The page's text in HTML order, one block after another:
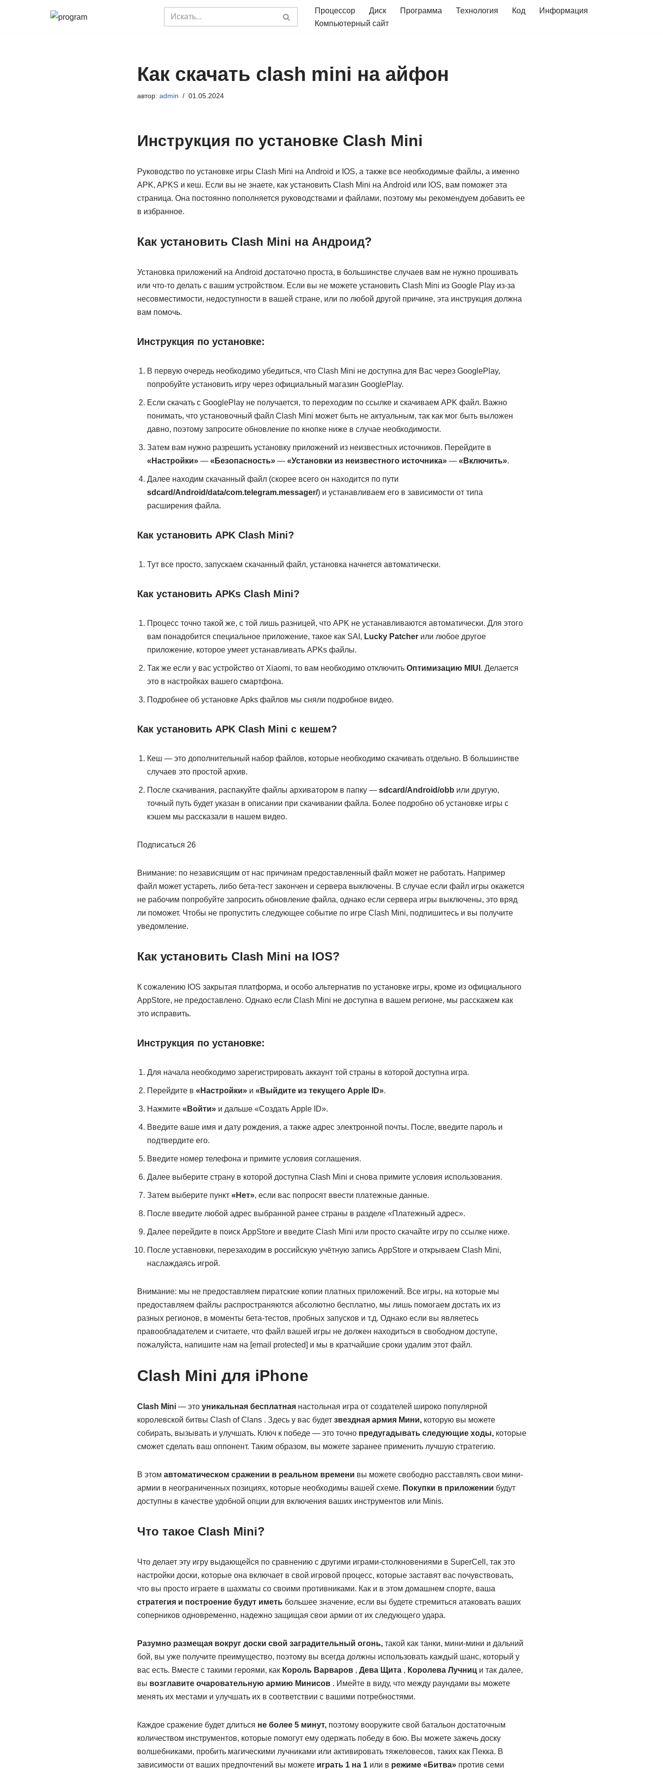
Процессор Диск Программа Технология Код
Информация
Компьютерный сайт
Как скачать clash mini на айфон
автор: admin 01.05.2024
Инструкция по установке Clash Mini
Руководство по установке игры Clash Mini на Android и IOS, а также все необходимые файлы, а именно
APK, APKS и кеш. Если вы не знаете, как установить Clash Mini на Android или IOS, вам поможет эта
страница. Она постоянно пополняется руководствами и файлами, поэтому мы рекомендуем добавить ее
в избранное.
Как установить Clash Mini на Андроид?
Установка приложений на Android достаточно проста, в большинстве случаев вам не нужно прошивать
или что-то делать с вашим устройством. Если вы не можете установить Clash Mini из Google Play из-за
несовместимости, недоступности в вашей стране, или по любой другой причине, эта инструкция должна
вам помочь.
Инструкция по установке:
В первую очередь необходимо убедиться, что Clash Mini не доступна для Вас через GooglePlay,
попробуйте установить игру через официальный магазин GooglePlay.
Если скачать с GooglePlay не получается, то переходим по ссылке и скачиваем APK файл. Важно
понимать, что установочный файл Clash Mini может быть не актуальным, так как мог быть выложен
давно, поэтому запросите обновление по кнопке ниже в случае необходимости.
Затем вам нужно разрешить установку приложений из неизвестных источников. Перейдите в
«Настройки»— «Безопасность»— «Установки из неизвестного источника»— «Включить».
Далее находим скачанный файл (скорее всего он находится по пути
sdcard/Android/data/com.telegram.messager/) и устанавливаем его в зависимости от типа
расширения файла.
Как установить APK Clash Mini?
Тут все просто, запускаем скачанный файл, установка начнется автоматически.
Как установить APKs Clash Mini?
Процесс точно такой же, с той лишь разницей, что APK не устанавливаются автоматически. Для этого
вам понадобится специальное приложение, такое как SAI, Lucky Patcherили любое другое
приложение, которое умеет устанавливать APKs файлы.
Так же если у вас устройство от Xiaomi, то вам необходимо отключить Оптимизацию MIUI . Делается
это в настройках вашего смартфона.
Подробнее об установке Apks файлов мы сняли подробное видео.
Как установить APK Clash Mini c кешем?
Кеш — это дополнительный набор файлов, которые необходимо скачивать отдельно. В большинстве
случаев это простой архив.
После скачивания, распакуйте файлы архиватором в папку — sdcard/Android/obb или другую,
точный путь будет указан в описании при скачивании файла. Более подробно об установке игры с
кэшем мы рассказали в нашем видео.
Подписаться 26
Внимание: по независящим от нас причинам предоставленный файл может не работать. Например
файл может устареть, либо бета-тест закончен и сервера выключены. В случае если файл игры окажется
не рабочим попробуйте запросить обновление файла, однако если сервера игры выключены, это вряд
ли поможет. Чтобы не пропустить следующее событие по игре Clash Mini, подпишитесь и вы получите
уведомление.
Как установить Clash Mini на IOS?
К сожалению IOS закрытая платформа, и особо альтернатив по установке игры, кроме из официального
AppStore, не предоставлено. Однако если Clash Mini не доступна в вашем регионе, мы расскажем как
это исправить.
Инструкция по установке:
Для начала необходимо зарегистрировать аккаунт той страны в которой доступна игра.
Перейдите в «Настройки»и «Выйдите из текущего Apple ID».
Нажмите «Войти»и дальше «Создать Apple ID».
Введите ваше имя и дату рождения, а также адрес электронной почты. После, введите пароль и
подтвердите его.
Введите номер телефона и примите условия соглашения.
Далее выберите страну в которой доступна Clash Mini и снова примите условия использования.
Затем выберите пункт «Нет», если вас попросят ввести платежные данные.
После введите любой адрес выбранной ранее страны в разделе «Платежный адрес».
Далее перейдите в поиск AppStore и введите Clash Mini или просто скачайте игру по ссылке ниже.
После уставновки, перезаходим в российскую учётную запись AppStore и открываем Clash Mini,
наслаждаясь игрой.
Внимание: мы не предоставляем пиратские копии платных приложений. Все игры, на которые мы
предоставляем файлы распространяются абсолютно бесплатно, мы лишь помогаем достать их из
разных регионов, в моменты бета-тестов, пробных запусков и т.д. Однако если вы являетесь
правообладателем и считаете, что файл вашей игры не должен находиться в свободном доступе,
пожалуйста, напишите нам на [email protected] и мы в кратчайшие сроки удалим этот файл.
Clash Mini для iPhone
Clash Mini— это уникальная бесплатнаянастольная игра от создателей широко популярной
королевской битвы Clash of Clans . Здесь у вас будет звездная армия Мини,которую вы можете
собирать, вызывать и улучшать. Ключ к победе — это точно предугадывать следующие ходы,которые
сможет сделать ваш оппонент. Таким образом, вы можете заранее применить лучшую стратегию.
В этом автоматическом сражении в реальном времени вы можете свободно расставлять свои мини-
армии в неограниченных позициях, которые необходимы вашей схеме. Покупки в приложении будут
доступны в качестве удобной опции для включения ваших инструментов или Minis.
Что такое Clash Mini?
Что делает эту игру выдающейся по сравнению с другими играми-столкновениями в SuperCell, так это
настройки доски, которые она включает в свой игровой процесс, которые заставят вас почувствовать,
что вы просто играете в шахматы со своими противниками. Как и в этом домашнем спорте, ваша
стратегия и построение будут иметьбольшее значение, если вы будете стремиться атаковать ваших
соперников одновременно, надежно защищая свои армии от их следующего удара.
Разумно размещая вокруг доски свой заградительный огонь,такой как танки, мини-мини и дальний
бой, вы уже получите преимущество, поэтому вы всегда должны использовать каждый шанс, который у
вас есть. Вместе с такими героями, как Король Варваров, Дева Щита, Королева Лучници так далее,
вы возглавите очаровательную армию Минисов. Имейте в виду, что между раундами вы можете
менять их местами и улучшать их в соответствии с вашими потребностями.
Каждое сражение будет длиться не более 5 минут,поэтому вооружите свой батальон достаточным
количеством инструментов, которые помогут ему одержать победу в бою. Вы можете зажечь доску
волшебниками, пробить магическими лучниками или активировать тяжеловесов, таких как Пекка. В
зависимости от ваших предпочтений вы можете играть 1 на 1или в режиме «Битва»против семи